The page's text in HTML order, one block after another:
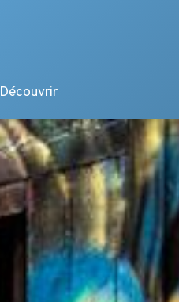
Découvrir